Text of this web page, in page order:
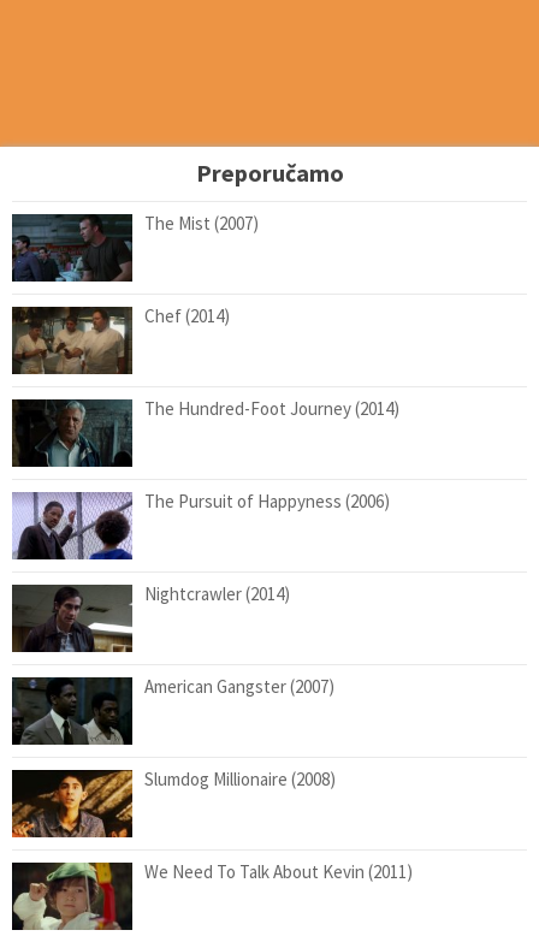
Preporučamo
The Mist (2007)
Chef (2014)
The Hundred-Foot Journey (2014)
The Pursuit of Happyness (2006)
Nightcrawler (2014)
American Gangster (2007)
Slumdog Millionaire (2008)
We Need To Talk About Kevin (2011)